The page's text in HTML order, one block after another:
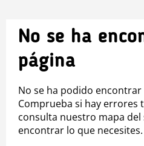
No se ha
página
No se ha podido
Comprueba si hay errores
consulta nuestro mapa del
encontrar lo que necesites.